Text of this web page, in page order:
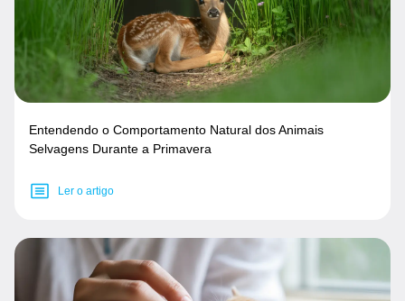
Entendendo o Comportamento Natural dos Animais
Selvagens Durante a Primavera
Ler o artigo